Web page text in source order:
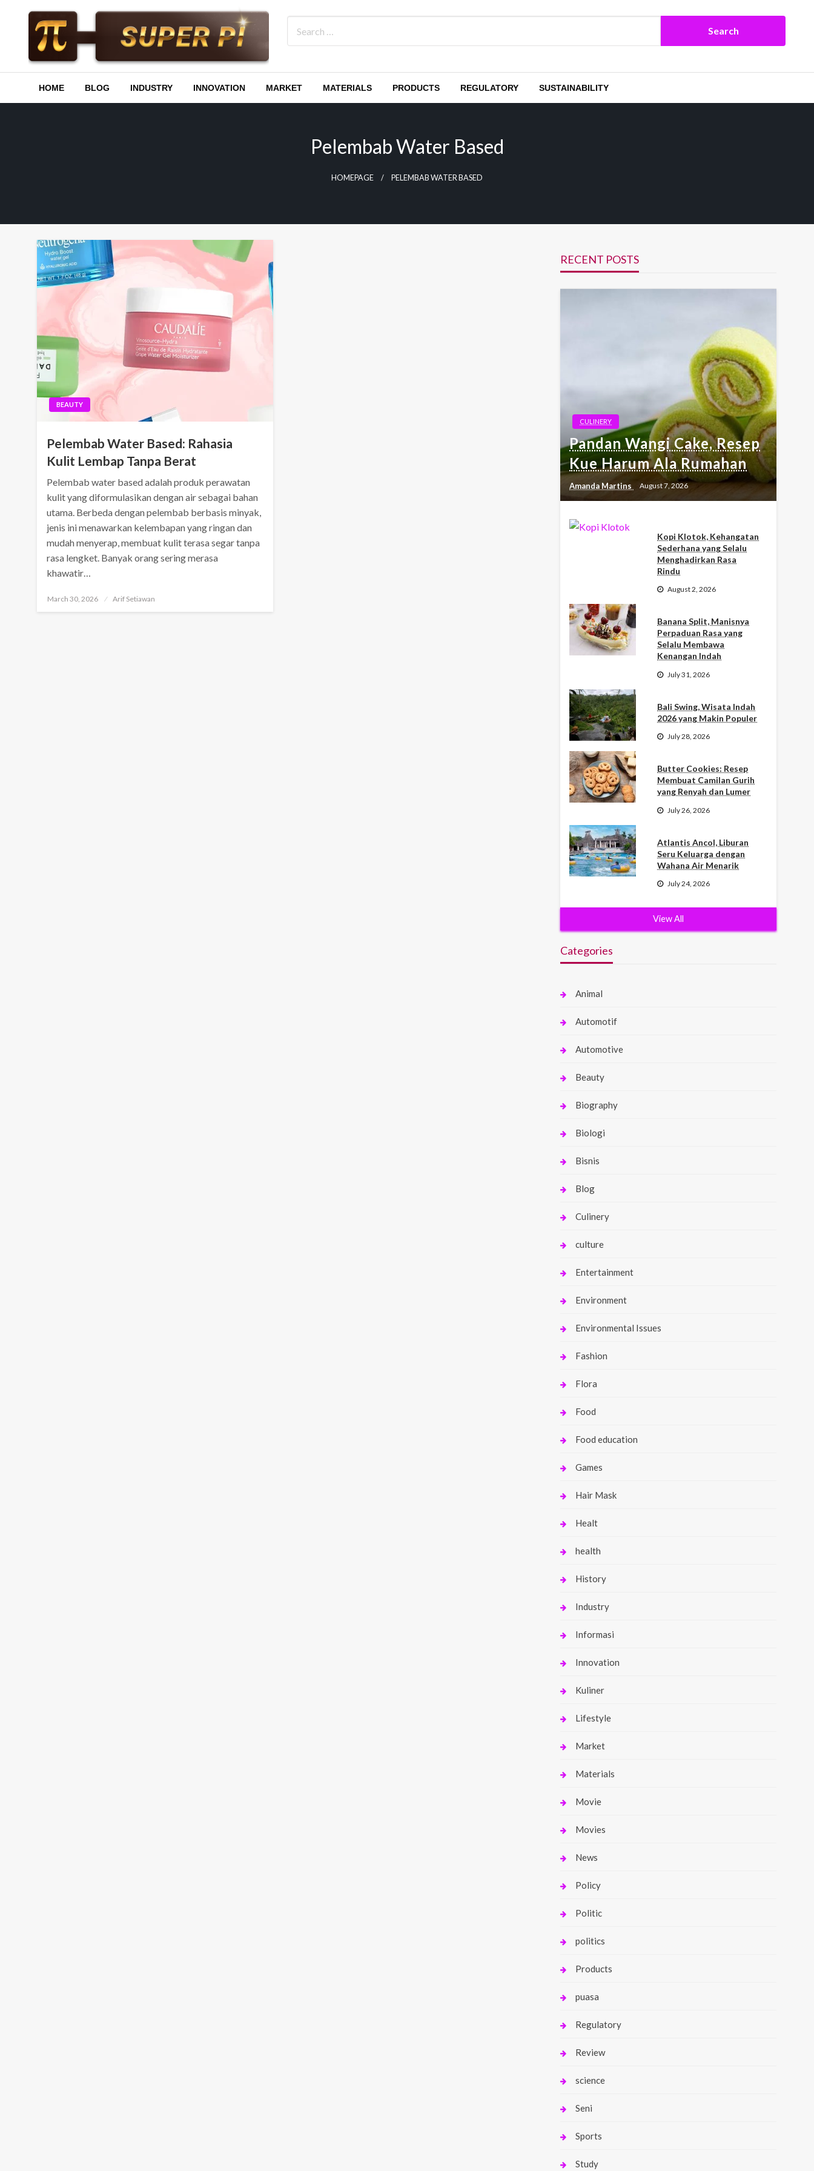
Superpi
HOME BLOG INDUSTRY INNOVATION MARKET MATERIALS PRODUCTS REGULATORY SUSTAINABILITY
Pelembab Water Based
HOMEPAGE PELEMBAB WATER BASED
BEAUTY
Pelembab Water Based: Rahasia
Kulit Lembap Tanpa Berat
Pelembab water based adalah produk perawatan
kulit yang diformulasikan dengan air sebagai bahan
utama. Berbeda dengan pelembab berbasis minyak,
jenis ini menawarkan kelembapan yang ringan dan
mudah menyerap, membuat kulit terasa segar tanpa
rasa lengket. Banyak orang sering merasa
khawatir…
Posted
March 30, 2026 Arif Setiawan
RECENT POSTS
CULINERY
Pandan Wangi Cake, Resep
Kue Harum Ala Rumahan
Amanda Martins August 7, 2026
Kopi Klotok, Kehangatan
Sederhana yang Selalu
Menghadirkan Rasa
Rindu
August 2, 2026
Banana Split, Manisnya
Perpaduan Rasa yang
Selalu Membawa
Kenangan Indah
July 31, 2026
Bali Swing, Wisata Indah
2026 yang Makin Populer
July 28, 2026
Butter Cookies: Resep
Membuat Camilan Gurih
yang Renyah dan Lumer
July 26, 2026
Atlantis Ancol, Liburan
Seru Keluarga dengan
Wahana Air Menarik
July 24, 2026
View All
Categories
Animal
Automotif
Automotive
Beauty
Biography
Biologi
Bisnis
Blog
Culinery
culture
Entertainment
Environment
Environmental Issues
Fashion
Flora
Food
Food education
Games
Hair Mask
Healt
health
History
Industry
Informasi
Innovation
Kuliner
Lifestyle
Market
Materials
Movie
Movies
News
Policy
Politic
politics
Products
puasa
Regulatory
Review
science
Seni
Sports
Study